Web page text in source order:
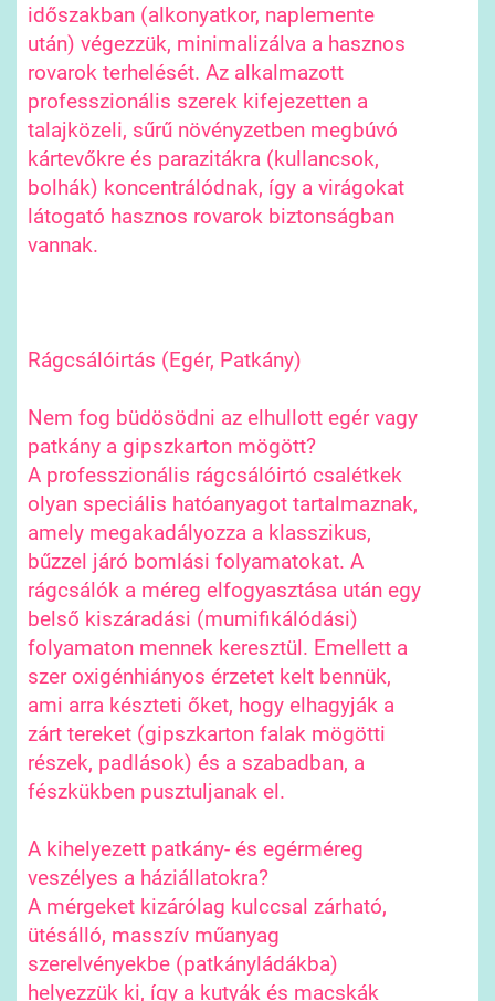
időszakban (alkonyatkor, naplemente
után) végezzük, minimalizálva a hasznos
rovarok terhelését. Az alkalmazott
professzionális szerek kifejezetten a
talajközeli, sűrű növényzetben megbúvó
kártevőkre és parazitákra (kullancsok,
bolhák) koncentrálódnak, így a virágokat
látogató hasznos rovarok biztonságban
vannak.
Rágcsálóirtás (Egér, Patkány)
Nem fog büdösödni az elhullott egér vagy
patkány a gipszkarton mögött?
A professzionális rágcsálóirtó csalétkek
olyan speciális hatóanyagot tartalmaznak,
amely megakadályozza a klasszikus,
bűzzel járó bomlási folyamatokat. A
rágcsálók a méreg elfogyasztása után egy
belső kiszáradási (mumifikálódási)
folyamaton mennek keresztül. Emellett a
szer oxigénhiányos érzetet kelt bennük,
ami arra készteti őket, hogy elhagyják a
zárt tereket (gipszkarton falak mögötti
részek, padlások) és a szabadban, a
fészkükben pusztuljanak el.
A kihelyezett patkány- és egérméreg
veszélyes a háziállatokra?
A mérgeket kizárólag kulccsal zárható,
ütésálló, masszív műanyag
szerelvényekbe (patkányládákba)
helyezzük ki, így a kutyák és macskák